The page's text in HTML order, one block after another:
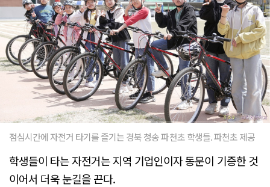
점심시간에 자전거 타기를 즐기는 경북 청송 파천초 학생들. 파천초 제공
학생들이 타는 자전거는 지역 기업인이자 동문이 기증한 것
이어서 더욱 눈길을 끈다.